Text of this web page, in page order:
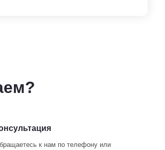
к нам по телефону или